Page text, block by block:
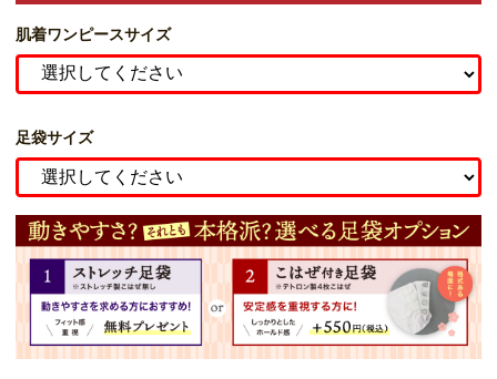
肌着ワンピースサイズ
足袋サイズ